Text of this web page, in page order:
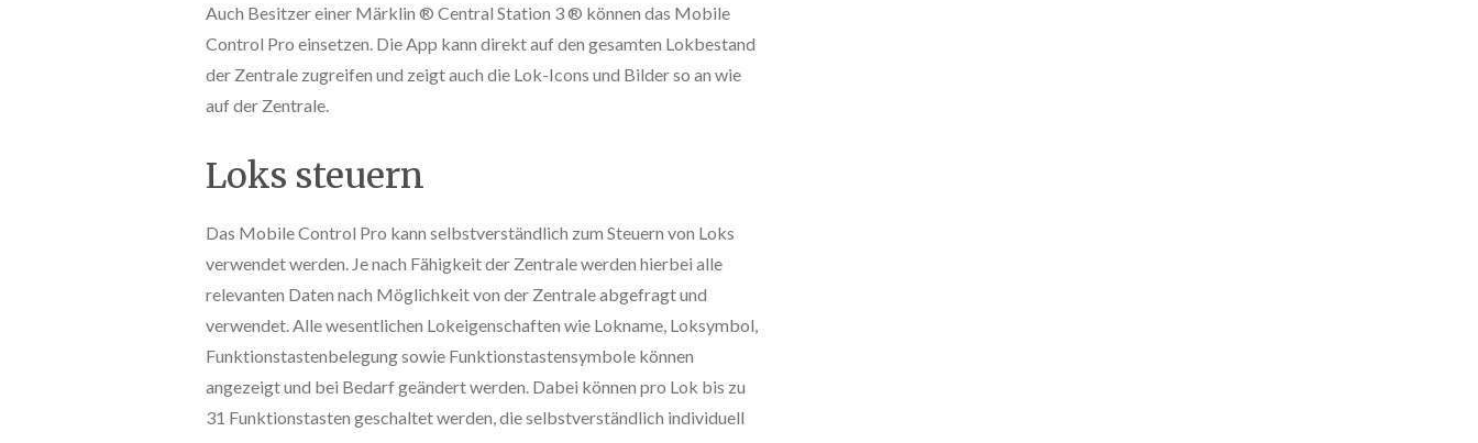
Auch Besitzer einer Märklin ® Central Station 3 ® können das Mobile
Control Pro einsetzen. Die App kann direkt auf den gesamten Lokbestand
der Zentrale zugreifen und zeigt auch die Lok-Icons und Bilder so an wie
auf der Zentrale.
Loks steuern
Das Mobile Control Pro kann selbstverständlich zum Steuern von Loks
verwendet werden. Je nach Fähigkeit der Zentrale werden hierbei alle
relevanten Daten nach Möglichkeit von der Zentrale abgefragt und
verwendet. Alle wesentlichen Lokeigenschaften wie Lokname, Loksymbol,
Funktionstastenbelegung sowie Funktionstastensymbole können
angezeigt und bei Bedarf geändert werden. Dabei können pro Lok bis zu
31 Funktionstasten geschaltet werden, die selbstverständlich individuell